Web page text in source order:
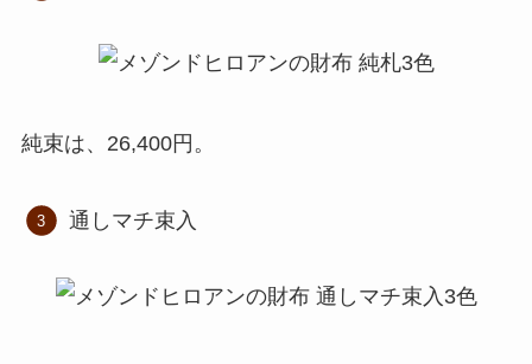
純束は、26,400円。
通しマチ束入